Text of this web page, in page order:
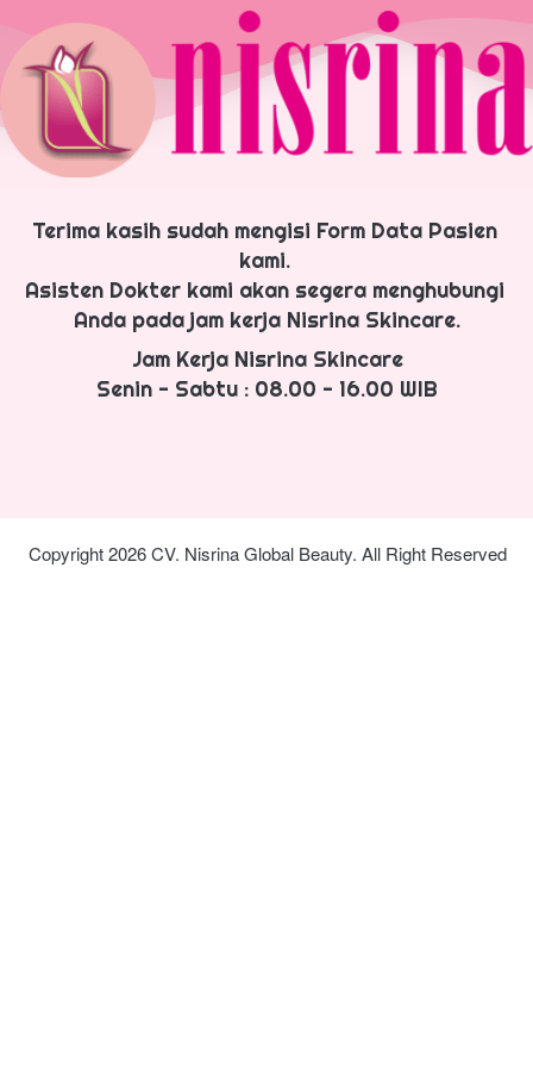
Terima kasih sudah mengisi Form Data Pasien
kami.
Asisten Dokter kami akan segera menghubungi
Anda pada jam kerja Nisrina Skincare.
Jam Kerja Nisrina Skincare
Senin - Sabtu : 08.00 - 16.00 WIB
Copyright 2026 CV. Nisrina Global Beauty. All Right Reserved